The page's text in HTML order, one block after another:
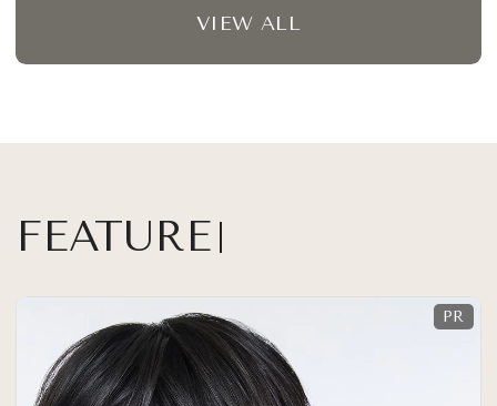
VIEW ALL
FEATURE